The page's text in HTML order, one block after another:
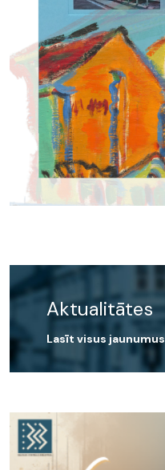
Aktualitātes
Lasīt visus jaunumus